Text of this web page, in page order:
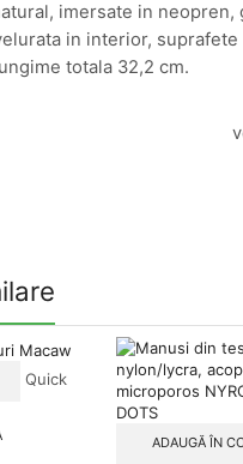
imersate in neopren,
in interior,
totala 32,2 cm.
Quick
ADAUGĂ ÎN